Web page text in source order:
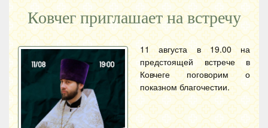
Ковчег приглашает на встречу
11 августа в 19.00 на
предстоящей встрече в
Ковчеге поговорим о
показном благочестии.